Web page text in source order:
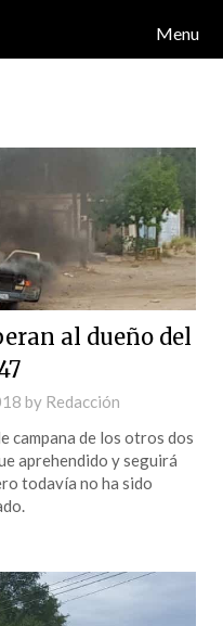
Menu
al dueño del
by Redacción
campana de los otros dos
aprehendido y seguirá
todavía no ha sido